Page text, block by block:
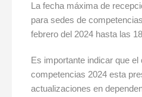
La fecha máxima de
para sedes de
febrero del 2024 hasta las
Es importante indicar que el
competencias 2024 esta
actualizaciones en